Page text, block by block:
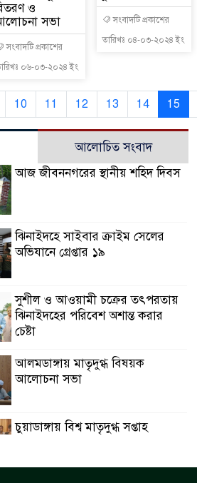
ও
সভা
সংবাদটি প্রকাশের
০৬-০৩-২০২৪ ইং
সংবাদটি প্রকাশের
তারিখঃ ০৪-০৩-২০২৪ ইং
10 11 12 13 14 15
আলোচিত সংবাদ
আজ জীবননগরের স্থানীয় শহিদ দিবস
ঝিনাইদহে সাইবার ক্রাইম সেলের
অভিযানে গ্রেপ্তার ১৯
সুশীল ও আওয়ামী চক্রের তৎপরতায়
ঝিনাইদহের পরিবেশ অশান্ত করার
চেষ্টা
আলমডাঙ্গায় মাতৃদুগ্ধ বিষয়ক
আলোচনা সভা
চুয়াডাঙ্গায় বিশ্ব মাতৃদুগ্ধ সপ্তাহ